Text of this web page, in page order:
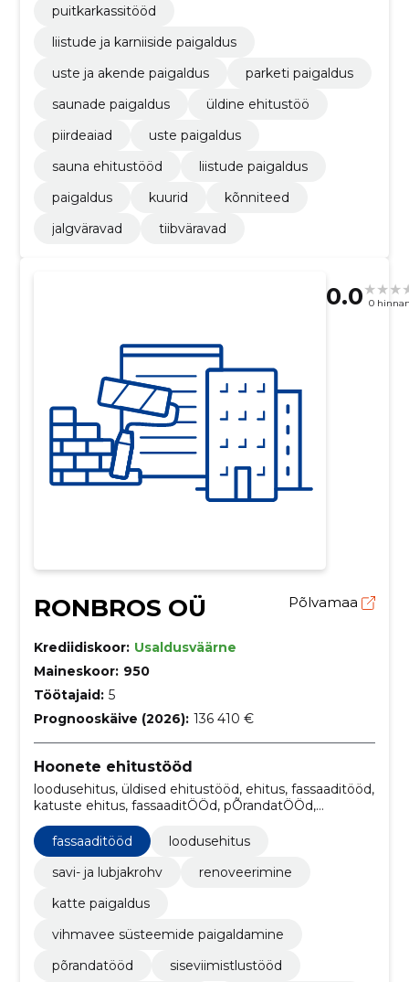
puitkarkassitööd
liistude ja karniiside paigaldus
uste ja akende paigaldus
parketi paigaldus
saunade paigaldus
üldine ehitustöö
piirdeaiad
uste paigaldus
sauna ehitustööd
liistude paigaldus
paigaldus
kuurid
kõnniteed
jalgväravad
tiibväravad
0.0 0
RONBROS OÜ Põlvamaa
Krediidiskoor: Usaldusväärne
Maineskoor: 950
Töötajaid: 5
Prognooskäive (2026): 136 410 €
Hoonete ehitustööd
loodusehitus, üldised ehitustööd, ehitus, fassaaditööd,
katuste ehitus, fassaaditÖÖd, pÕrandatÖÖd,
siseviimistlustÖÖd, katuste ehitus, Võtmed kätte
ehitusfassaaditööd
loodusehitus
savi- ja lubjakrohv
renoveerimine
katte paigaldus
vihmavee süsteemide paigaldamine
põrandatööd
siseviimistlustööd